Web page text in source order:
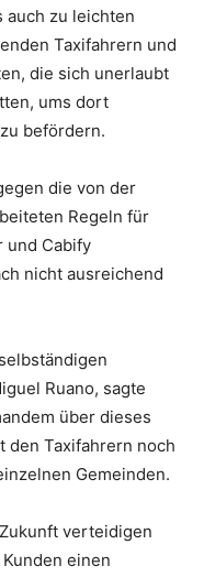
auch zu leichten
Taxifahrern und
die sich unerlaubt
ums dort
befördern.
die von der
Regeln für
und Cabify
nicht ausreichend
Ruano, sagte
über dieses
den Taxifahrern noch
Gemeinden.
verteidigen
einen